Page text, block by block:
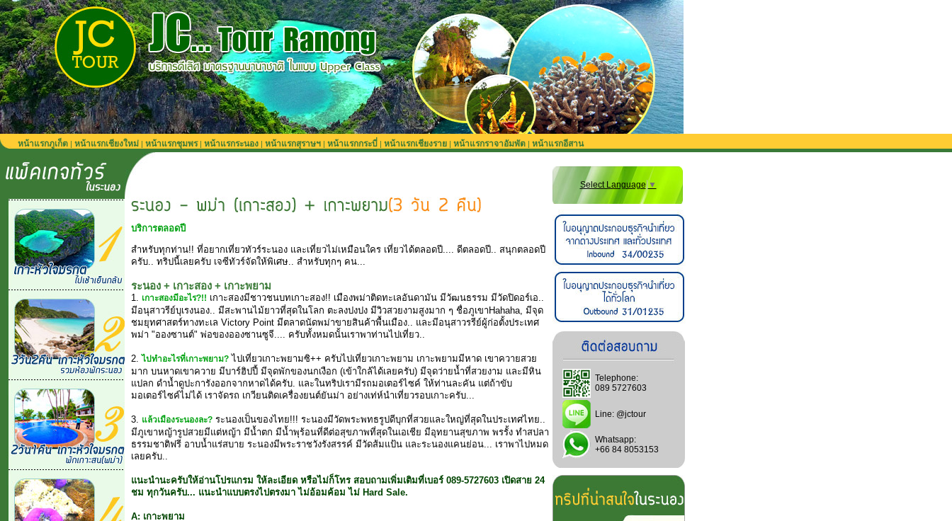
หน้าแรกภูเก็ต | หน้าแรกเชียงใหม่ | หน้าแรกชุมพร| หน้าแรกระนอง | หน้าแรกสุราษฯ | หน้าแรกกระบี่ | หน้าแรกเชียงราย | หน้าแรกราจาอัมพัต | หน้าแรกอีสาน
บริการตลอดปี
สำหรับทุกท่าน!! ที่อยากเที่ยวทัวร์ระนอง และเที่ยวไม่เหมือนใคร เที่ยวได้ตลอดปี.... ดีตลอดปี.. สนุกตลอดปี
ครับ.. ทริปนี้เลยครับ เจซีทัวร์จัดให้พิเศษ.. สำหรับทุกๆ คน...
ระนอง + เกาะสอง + เกาะพยาม
1. เกาะสองมีอะไร?!! เกาะสองมีชาวชนบทเกาะสอง!! เมืองพม่าติดทะเลอันดามัน มีวัฒนธรรม มีวัดปิดอร์เอ..
มีอนุสาวรีย์บุเรงนอง.. มีสะพานไม้ยาวที่สุดในโลก ตะลงปงปง มีวิวสวยงามสูงมาก ๆ ชื่อภูเขาHahaha, มีจุด
ชมยุทศาสตร์ทางทะเล Victory Point มีตลาดนัดพม่าขายสินค้าพื้นเมือง.. และมีอนุสาวรรีย์ผู้ก่อตั้งประเทศ
พม่า "อองซานต์" พ่อของอองซานซูจี.... ครับทั้งหมดนั้นเราพาท่านไปเที่ยว..
2.ไปทำอะไรที่เกาะพยาม? ไปเที่ยวเกาะพยามซิ++ ครับไปเที่ยวเกาะพยาม เกาะพยามมีหาด เขาควายสวย
มาก บนหาดเขาควาย มีบาร์ฮิปปี้ มีจุดพักของนกเงือก (เข้าใกล้ได้เลยครับ) มีจุดว่ายน้ำที่สวยงาม และมีหิน
แปลก ดำน้ำดูปะการังออกจากหาดได้ครับ. และในทริปเรามีรถมอเตอร์ไซค์ ให้ท่านละคัน แต่ถ้าขับ
มอเตอร์ไซค์ไม่ได้ เราจัดรถ เกวียนติดเครื่องยนต์ยันม่า อย่างเท่ห์นำเที่ยวรอบเกาะครับ...
3. แล้วเมืองระนองละ? ระนองเป็นของไทย!!! ระนองมีวัดพระพทธรูปดีบุกที่สวยและใหญ่ที่สุดในประเทศไทย..
มีภูเขาหญ้ารูปสวยมีแต่หญ้า มีน้ำตก มีน้ำพุร้อนที่ดีต่อสุขภาพที่สุดในเอเชีย มีอุทยานสุขภาพ พรรั้ง ทำสปลา
ธรรมชาติฟรี อาบน้ำแร่สบาย ระนองมีพระราชวังรังสรรค์ มีวัดส้มแป้น และระนองแคนย่อน... เราพาไปหมด
เลยครับ..
แนะนำนะครับให้อ่านโปรแกรม ให้ละเอียด หรือไม่ก็โทร สอบถามเพิ่มเติมที่เบอร์ 089-5727603 เปิดสาย 24
ชม ทุกวันครับ... แนะนำแบบตรงไปตรงมา ไม่อ้อมค้อม ไม่ Hard Sale.
A: เกาะพยาม
Select Language ▼
Telephone:
089 5727603
Line: @jctour
Whatsapp:
+66 84 8053153